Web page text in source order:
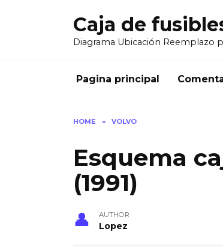
Caja de
Diagrama Ubicación Reemplazo
Pagina principal
HOME » VOLVO
Esquema
(1991)
AUTHOR
Lopez